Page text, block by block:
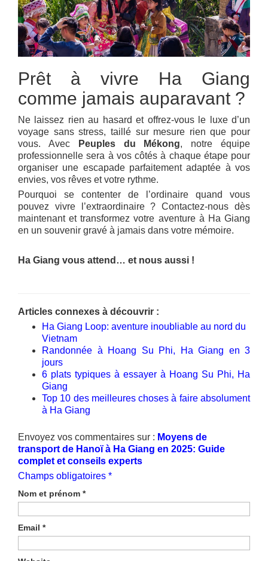
Prêt à vivre Ha Giang
comme jamais auparavant ?
Ne laissez rien au hasard et offrez-vous le luxe d’un
voyage sans stress, taillé sur mesure rien que pour
vous. Avec
Peuples du Mékong, notre équipe
professionnelle sera à vos côtés à chaque étape pour
organiser une escapade parfaitement adaptée à vos
envies, vos rêves et votre rythme.
Pourquoi se contenter de l’ordinaire quand vous
pouvez vivre l’extraordinaire ? Contactez-nous dès
maintenant et transformez votre aventure à Ha Giang
en un souvenir gravé à jamais dans votre mémoire.
Ha Giang vous attend… et nous aussi !
Articles connexes à découvrir :
Ha Giang Loop: aventure inoubliable au nord du
Vietnam
Randonnée à Hoang Su Phi, Ha Giang en 3
jours
6 plats typiques à essayer à Hoang Su Phi, Ha
Giang
Top 10 des meilleures choses à faire absolument
à Ha Giang
Envoyez vos commentaires sur : Moyens de
transport de Hanoï à Ha Giang en 2025: Guide
complet et conseils experts
Champs obligatoires *
Nom et prénom *
Email *